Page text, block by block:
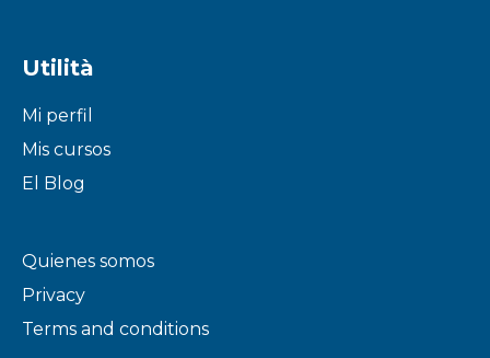
Utilità
Mi perfil
Mis cursos
El Blog
Quienes somos
Privacy
Terms and conditions